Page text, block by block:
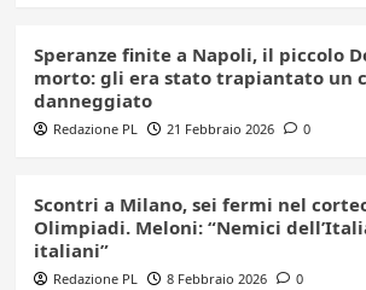
Speranze finite a Napoli, il piccolo
morto: gli era stato trapiantato un
danneggiato
Redazione PL 21 Febbraio 2026 0
Scontri a Milano, sei fermi nel
Olimpiadi. Meloni: “Nemici
italiani”
Redazione PL 8 Febbraio 2026 0